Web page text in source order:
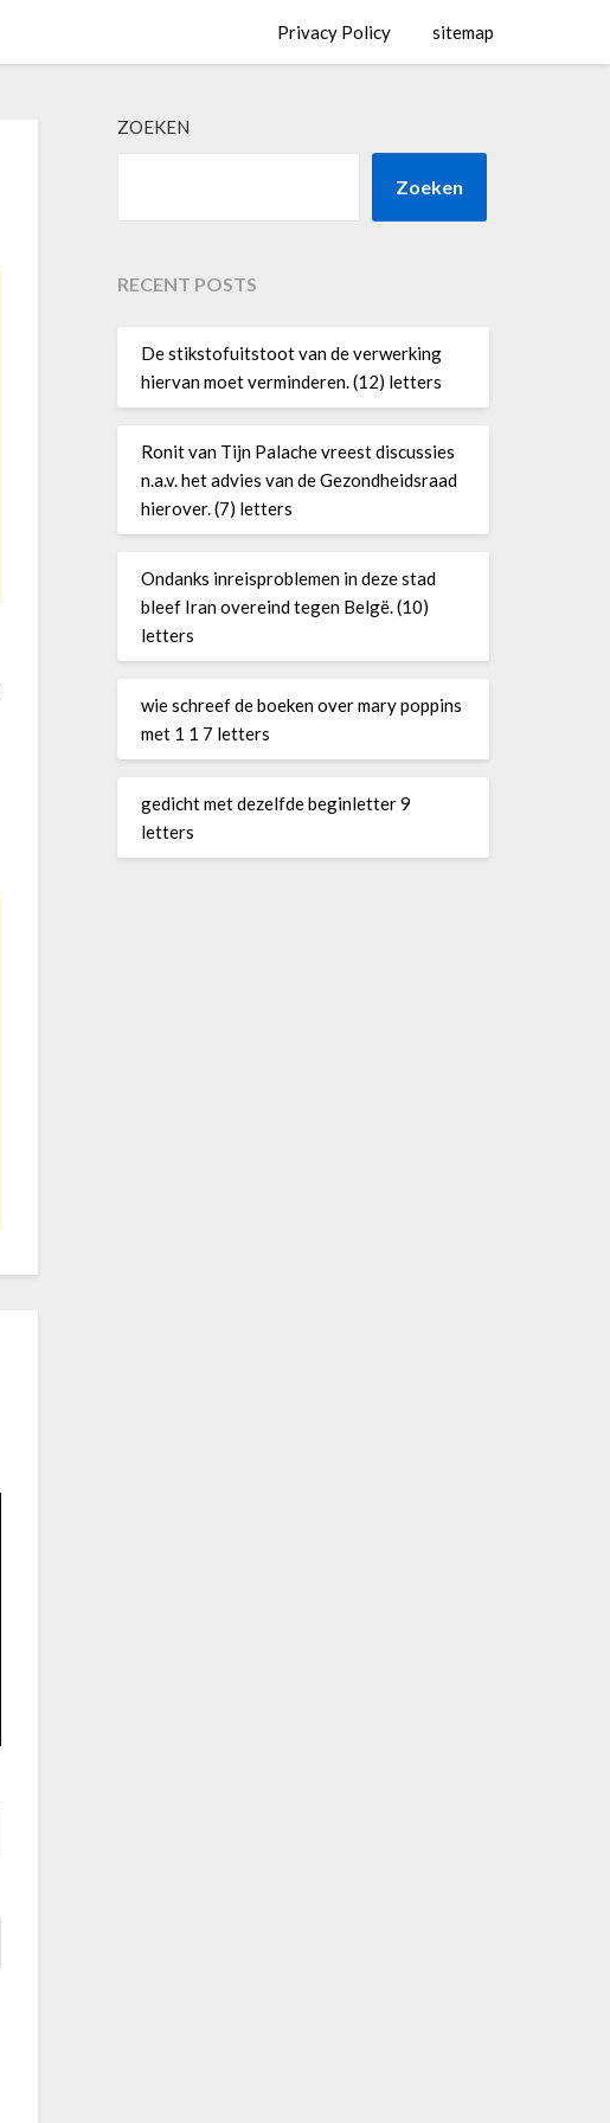
Privacy Policy sitemap
ZOEKEN
Zoeken
RECENT POSTS
De stikstofuitstoot van de verwerking
hiervan moet verminderen. (12) letters
Ronit van Tijn Palache vreest discussies
n.a.v. het advies van de Gezondheidsraad
hierover. (7) letters
Ondanks inreisproblemen in deze stad
bleef Iran overeind tegen Belgë. (10)
letters
wie schreef de boeken over mary poppins
met 1 1 7 letters
gedicht met dezelfde beginletter 9
letters